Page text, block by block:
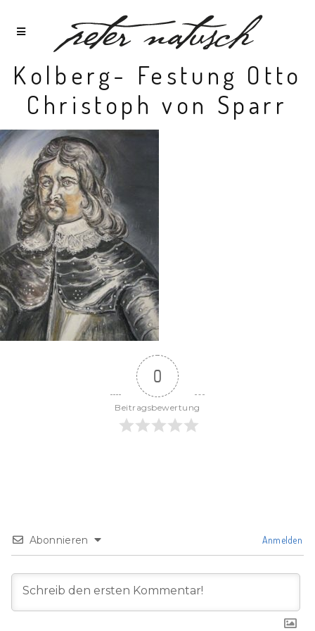
Kolberg- Festung Otto
Christoph von Sparr
0
Beitragsbewertung
Abonnieren Anmelden